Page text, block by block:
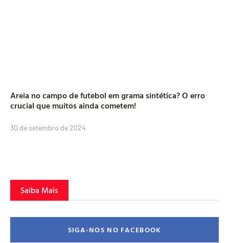
Areia no campo de futebol em grama sintética? O erro
crucial que muitos ainda cometem!
30 de setembro de 2024
Saiba Mais
SIGA-NOS NO FACEBOOK